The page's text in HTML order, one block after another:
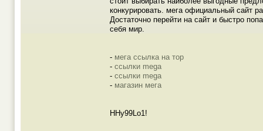
конкурировать. мега официальный сайт
Достаточно перейти на сайт и быстро
себя мир.
- мега ссылка на тор
- ссылки mega
- ссылки mega
- магазин мега
HHy99Lo1!